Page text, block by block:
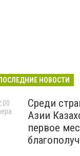
ПОСЛЕДНИЕ НОВОСТИ
Среди
Азии
первое